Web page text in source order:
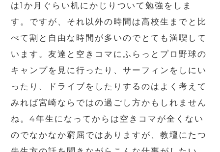
は1か月ぐらい机にかじりついて勉強をしま
す。ですが、それ以外の時間は高校生までと比
べて割と自由な時間が多いのでとても満喫して
います。友達と空きコマにふらっとプロ野球の
キャンプを見に行ったり、サーフィンをしにい
ったり、ドライブをしたりするのはよく考えて
みれば宮崎ならではの過ごし方かもしれません
ね。4年生になってからは空きコマが全くない
のでなかなか窮屈ではありますが、教壇にたつ